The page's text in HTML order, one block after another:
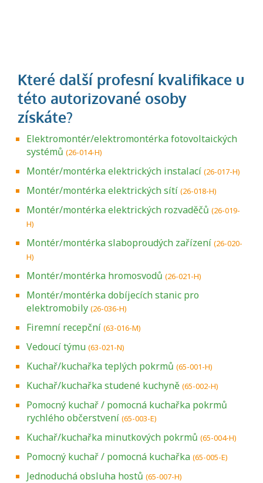
Elektromontér/elektromontérka fotovoltaických
systémů (26-014-H)
Montér/montérka elektrických instalací (26-017-H)
Montér/montérka elektrických sítí (26-018-H)
Montér/montérka elektrických rozvaděčů (26-019-
H)
Montér/montérka slaboproudých zařízení (26-020-
H)
Montér/montérka hromosvodů (26-021-H)
Montér/montérka dobíjecích stanic pro
elektromobily (26-036-H)
Firemní recepční (63-016-M)
Vedoucí týmu (63-021-N)
Kuchař/kuchařka teplých pokrmů (65-001-H)
Kuchař/kuchařka studené kuchyně (65-002-H)
Pomocný kuchař / pomocná kuchařka pokrmů
rychlého občerstvení (65-003-E)
Kuchař/kuchařka minutkových pokrmů (65-004-H)
Pomocný kuchař / pomocná kuchařka (65-005-E)
Jednoduchá obsluha hostů (65-007-H)